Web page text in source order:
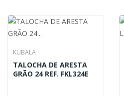
KUBALA
TALOCHA DE ARESTA
GRÃO 24 REF. FKL324E